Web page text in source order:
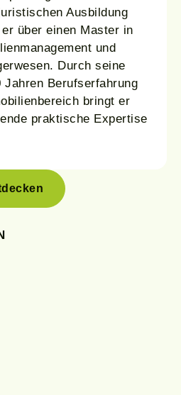
Ausbildung
über einen Master in
und
Durch seine
Jahren Berufserfahrung
bringt er
praktische Expertise